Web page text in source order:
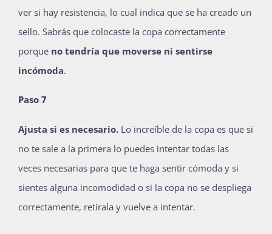
ver si hay resistencia, lo cual indica que se ha creado un
sello. Sabrás que colocaste la copa correctamente
porque no tendría que moverse ni sentirse
incómoda.
Paso 7
Ajusta si es necesario. Lo increíble de la copa es que si
no te sale a la primera lo puedes intentar todas las
veces necesarias para que te haga sentir cómoda y si
sientes alguna incomodidad o si la copa no se despliega
correctamente, retírala y vuelve a intentar.